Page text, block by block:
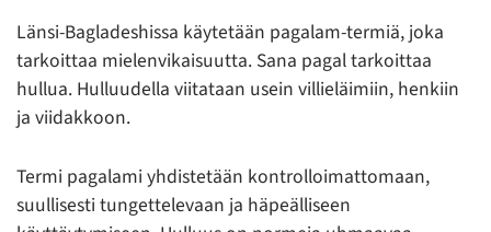
Länsi-Bagladeshissa käytetään pagalam-termiä, joka
tarkoittaa mielenvikaisuutta. Sana pagal tarkoittaa
hullua. Hulluudella viitataan usein villieläimiin, henkiin
ja viidakkoon.
Termi pagalami yhdistetään kontrolloimattomaan,
suullisesti tungettelevaan ja häpeälliseen